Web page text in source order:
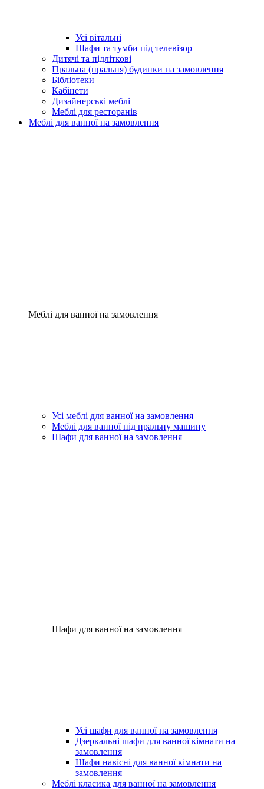
Усі вітальні
Шафи та тумби під телевізор
Дитячі та підліткові
Пральна (пральня) будинки на замовлення
Бібліотеки
Кабінети
Дизайнерські меблі
Меблі для ресторанів
Меблі для ванної на замовлення
Меблі для ванної на замовлення
Усі меблі для ванної на замовлення
Меблі для ванної під пральну машину
Шафи для ванної на замовлення
Шафи для ванної на замовлення
Усі шафи для ванної на замовлення
Дзеркальні шафи для ванної кімнати на
замовлення
Шафи навісні для ванної кімнати на
замовлення
Меблі класика для ванної на замовлення